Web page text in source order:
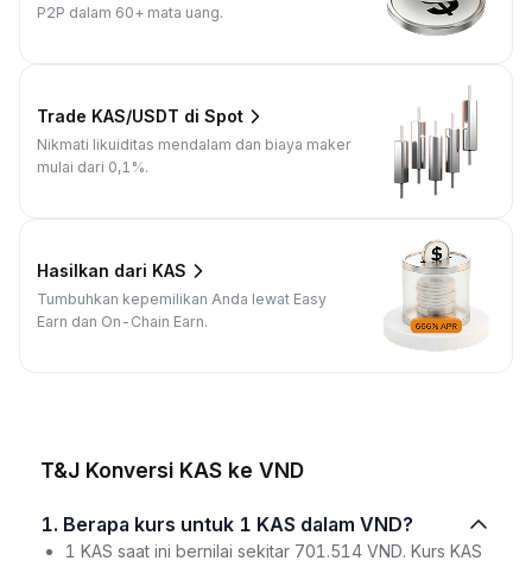
P2P dalam 60+ mata uang.
Trade KAS/USDT di Spot
Nikmati likuiditas mendalam dan biaya maker
mulai dari 0,1%.
Hasilkan dari KAS
Tumbuhkan kepemilikan Anda lewat Easy
Earn dan On-Chain Earn.
T&J Konversi KAS ke VND
1. Berapa kurs untuk 1 KAS dalam VND?
1 KAS saat ini bernilai sekitar 701.514 VND. Kurs KAS